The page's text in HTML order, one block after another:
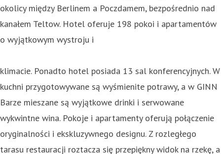
okolicy między Berlinem a Poczdamem, bezpośrednio nad
kanałem Teltow. Hotel oferuje 198 pokoi i apartamentów
o wyjątkowym wystroju i
klimacie. Ponadto hotel posiada 13 sal konferencyjnych. W
kuchni przygotowywane są wyśmienite potrawy, a w GINN
Barze mieszane są wyjątkowe drinki i serwowane
wykwintne wina. Pokoje i apartamenty oferują połączenie
oryginalności i ekskluzywnego designu. Z rozległego
tarasu restauracji roztacza się przepiękny widok na rzekę, a